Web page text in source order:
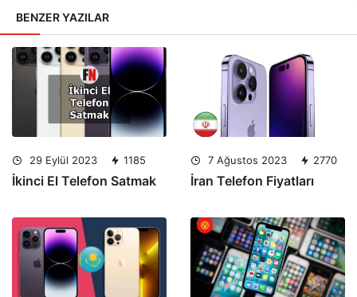
BENZER YAZILAR
29 Eylül 2023 1185
İkinci El Telefon Satmak
7 Ağustos 2023 2770
İran Telefon Fiyatları